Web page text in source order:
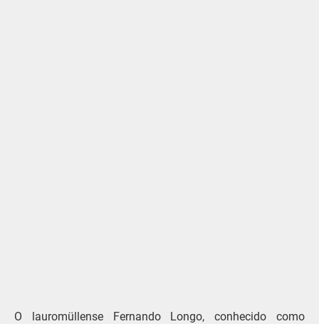
O lauromüllense Fernando Longo, conhecido como